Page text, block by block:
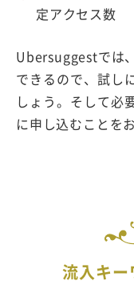
定アクセス数
Ubersuggestでは
できるので、試し
しょう。そして必
に申し込むことを
流入キー